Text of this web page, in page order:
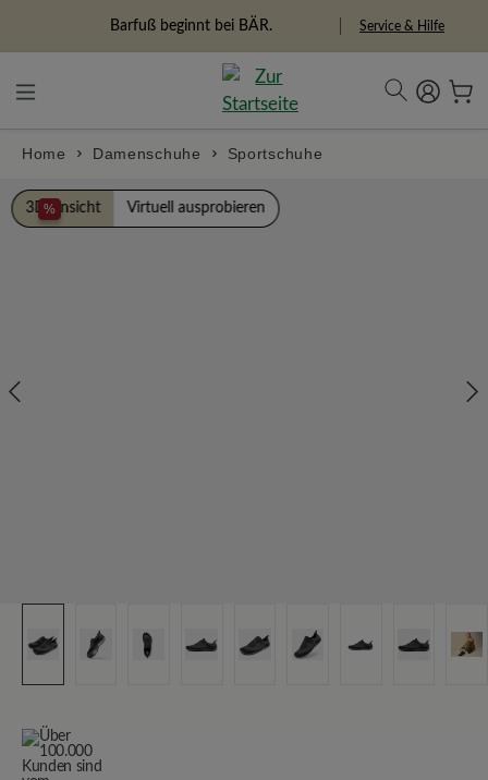
Freiheitspioniere Service & Hilfe
Home Damenschuhe Sportschuhe
%
Bildergalerie überspringen
3D Ansicht Virtuell ausprobieren